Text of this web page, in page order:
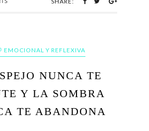
EMOCIONAL Y REFLEXIVA
NUNCA TE
Y LA SOMBRA
TE ABANDONA